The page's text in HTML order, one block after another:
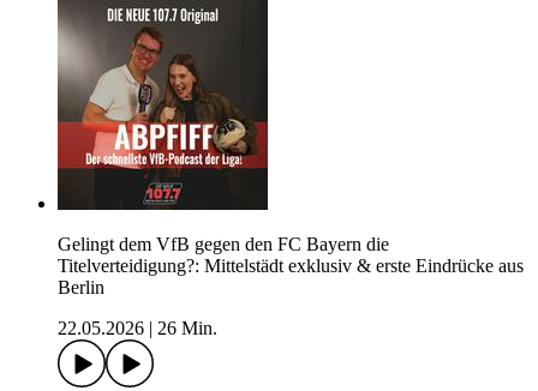
Gelingt dem VfB gegen den FC Bayern die
Titelverteidigung?: Mittelstädt exklusiv & erste Eindrücke aus
Berlin
22.05.2026
26 Min.